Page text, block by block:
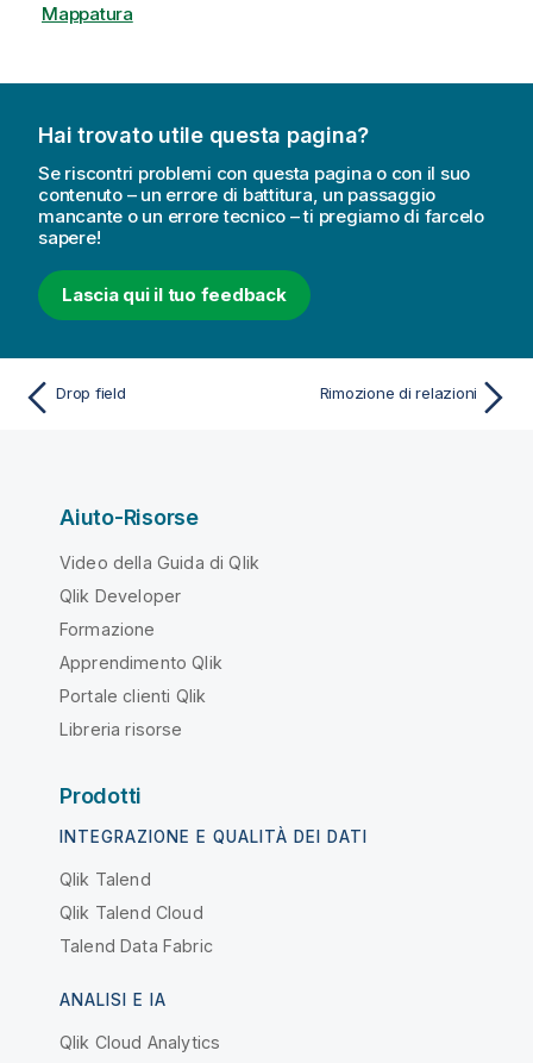
Mappatura
Hai trovato utile questa pagina?
Se riscontri problemi con questa pagina o con il suo
contenuto – un errore di battitura, un passaggio
mancante o un errore tecnico – ti pregiamo di farcelo
sapere!
Lascia qui il tuo feedback
Drop field Rimozione di relazioni
Aiuto-Risorse
Video della Guida di Qlik
Qlik Developer
Formazione
Apprendimento Qlik
Portale clienti Qlik
Libreria risorse
Prodotti
INTEGRAZIONE E QUALITÀ DEI DATI
Qlik Talend
Qlik Talend Cloud
Talend Data Fabric
ANALISI E IA
Qlik Cloud Analytics